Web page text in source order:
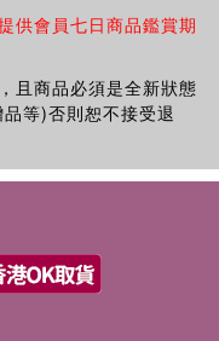
供會員七日商品鑑賞期
且商品必須是全新狀態
等)否則恕不接受退